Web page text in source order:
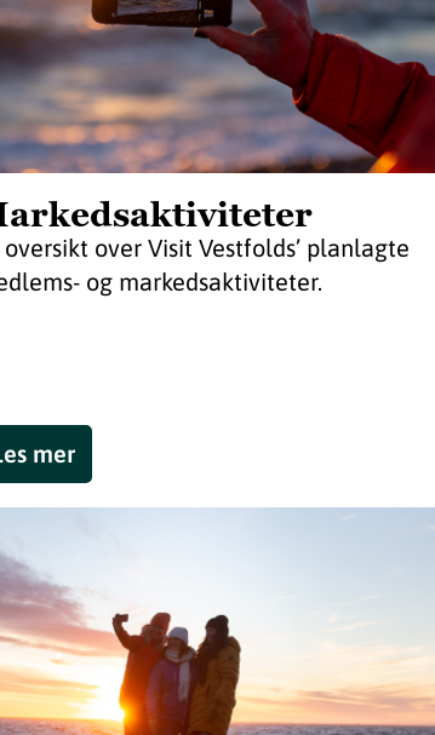
oversikt over Visit Vestfolds’ planlagte
og markedsaktiviteter.
mer